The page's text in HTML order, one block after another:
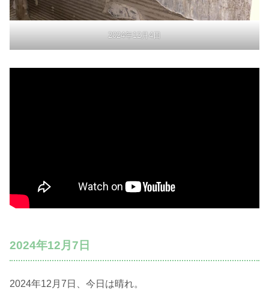
2024年12月4日
2024年12月7日
2024年12月7日、今日は晴れ。